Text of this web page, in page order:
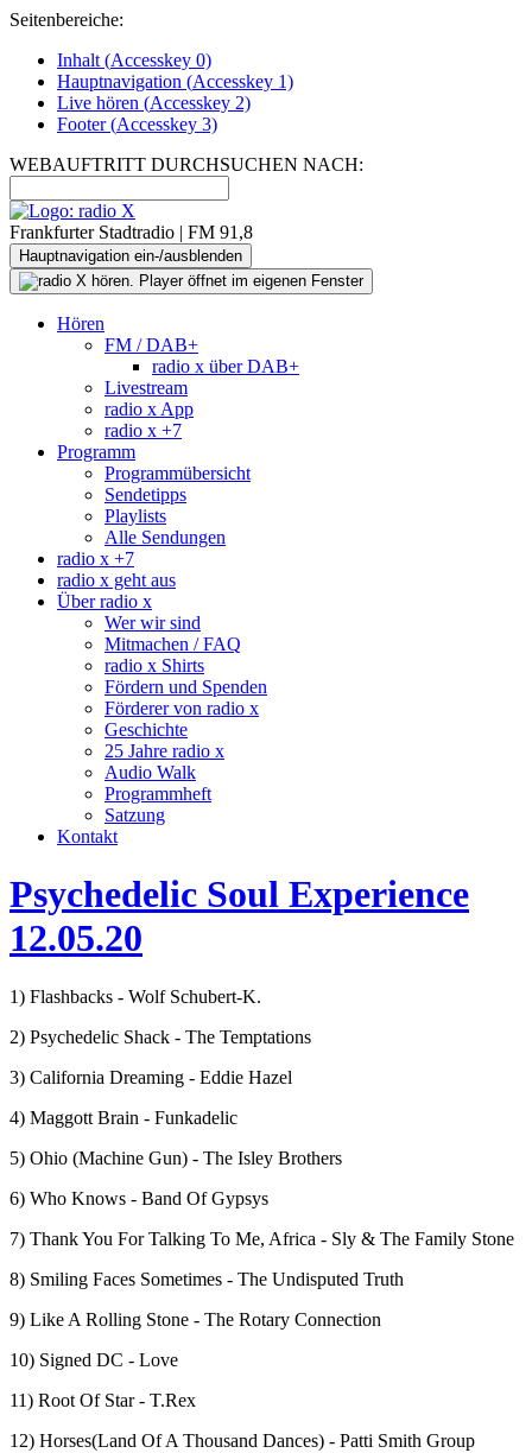
Seitenbereiche:
Inhalt (Accesskey 0)
Hauptnavigation (Accesskey 1)
Live hören (Accesskey 2)
Footer(Accesskey 3)
WEBAUFTRITT DURCHSUCHEN NACH:
Frankfurter Stadtradio | FM 91,8
Hauptnavigation ein-/ausblenden
Hören
FM / DAB+
radio x über DAB+
Livestream
radio x App
radio x +7
Programm
Programmübersicht
Sendetipps
Playlists
Alle Sendungen
radio x +7
radio x geht aus
Über radio x
Wer wir sind
Mitmachen / FAQ
radio x Shirts
Fördern und Spenden
Förderer von radio x
Geschichte
25 Jahre radio x
Audio Walk
Programmheft
Satzung
Kontakt
Psychedelic Soul Experience
12.05.20
1) Flashbacks - Wolf Schubert-K.
2) Psychedelic Shack - The Temptations
3) California Dreaming - Eddie Hazel
4) Maggott Brain - Funkadelic
5) Ohio (Machine Gun) - The Isley Brothers
6) Who Knows - Band Of Gypsys
7) Thank You For Talking To Me, Africa - Sly & The Family Stone
8) Smiling Faces Sometimes - The Undisputed Truth
9) Like A Rolling Stone - The Rotary Connection
10) Signed DC - Love
11) Root Of Star - T.Rex
12) Horses(Land Of A Thousand Dances) - Patti Smith Group